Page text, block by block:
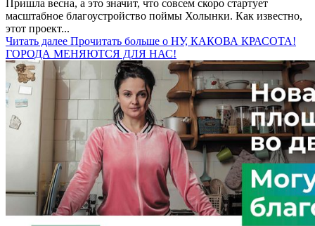
Пришла весна, а это значит, что совсем скоро стартует
масштабное благоустройство поймы Холынки. Как известно,
этот проект...
Читать далее Прочитать больше о НУ, КАКОВА КРАСОТА!
ГОРОДА МЕНЯЮТСЯ ДЛЯ НАС!